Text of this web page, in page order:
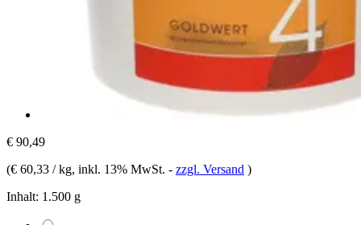
€ 90,49
(€ 60,33 / kg, inkl. 13% MwSt. - zzgl. Versand )
Inhalt: 1.500 g